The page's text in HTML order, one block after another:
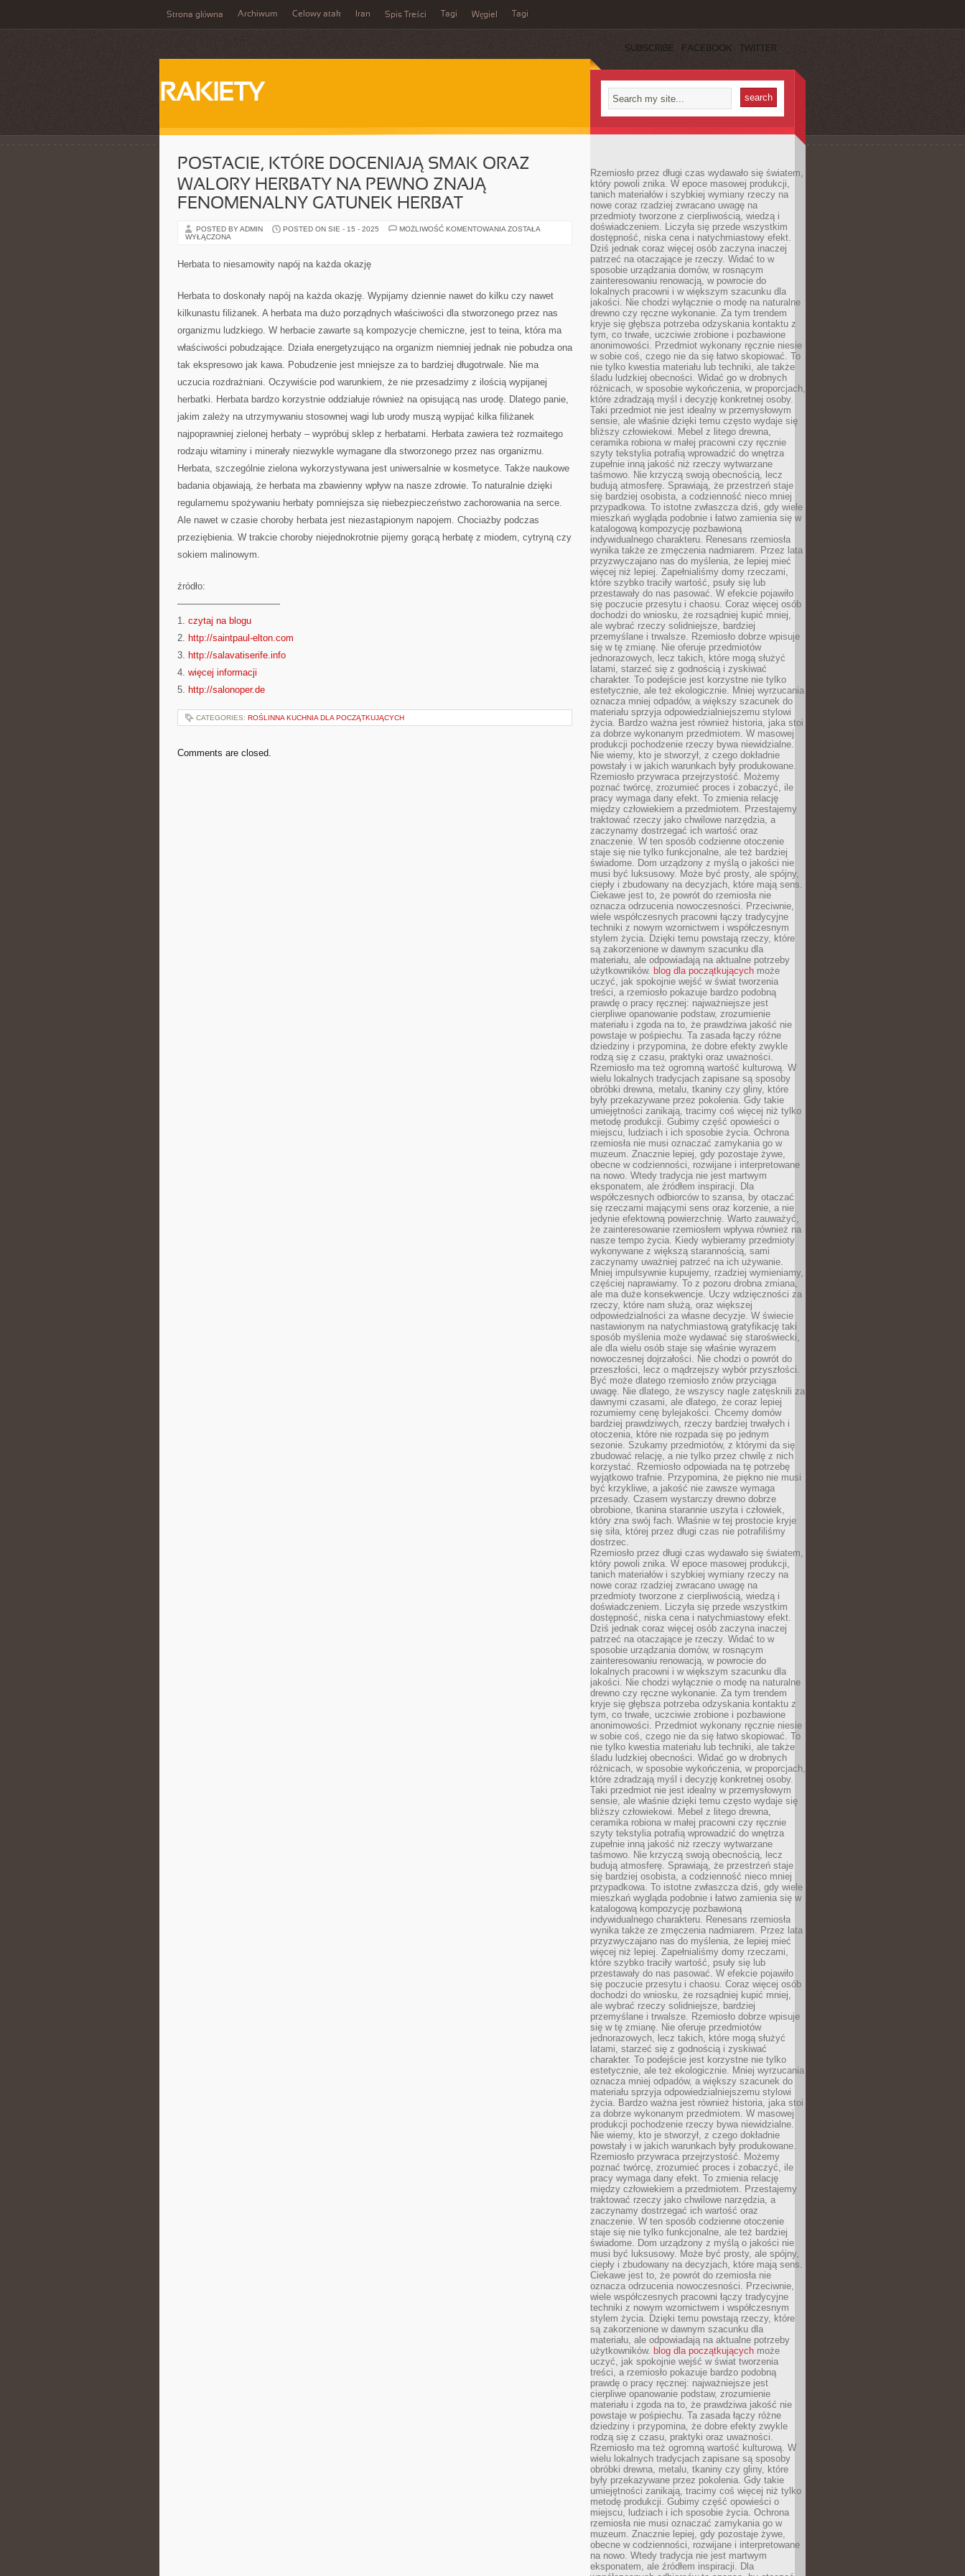
Strona główna Archiwum Celowy atak Iran Spis Treści Tagi Węgiel Tagi
SUBSCRIBE FACEBOOK TWITTER
RAKIETY
POSTACIE, KTÓRE DOCENIAJĄ SMAK ORAZ
WALORY HERBATY NA PEWNO ZNAJĄ
FENOMENALNY GATUNEK HERBAT
POSTED BY ADMIN POSTED ON SIE - 15 - 2025 MOŻLIWOŚĆ KOMENTOWANIA POSTACIE,
ZNAJĄ
GATUNEK
ZOSTAŁA
WYŁĄCZONA
Herbata to niesamowity napój na każda okazję
Herbata to doskonały napój na każda okazję. Wypijamy dziennie nawet do kilku czy nawet
kilkunastu filiżanek. A herbata ma dużo porządnych właściwości dla stworzonego przez nas
organizmu ludzkiego. W herbacie zawarte są kompozycje chemiczne, jest to teina, która ma
właściwości pobudzające. Działa energetyzująco na organizm niemniej jednak nie pobudza ona
tak ekspresowo jak kawa. Pobudzenie jest mniejsze za to bardziej długotrwale. Nie ma
uczucia rozdrażniani. Oczywiście pod warunkiem, że nie przesadzimy z ilością wypijanej
herbatki. Herbata bardzo korzystnie oddziałuje również na opisującą nas urodę. Dlatego panie,
jakim zależy na utrzymywaniu stosownej wagi lub urody muszą wypijać kilka filiżanek
najpoprawniej zielonej herbaty – wypróbuj sklep z herbatami. Herbata zawiera też rozmaitego
rodzaju witaminy i minerały niezwykle wymagane dla stworzonego przez nas organizmu.
Herbata, szczególnie zielona wykorzystywana jest uniwersalnie w kosmetyce. Także naukowe
badania objawiają, że herbata ma zbawienny wpływ na nasze zdrowie. To naturalnie dzięki
regularnemu spożywaniu herbaty pomniejsza się niebezpieczeństwo zachorowania na serce.
Ale nawet w czasie choroby herbata jest niezastąpionym napojem. Chociażby podczas
przeziębienia. W trakcie choroby niejednokrotnie pijemy gorącą herbatę z miodem, cytryną czy
sokiem malinowym.
źródło:
———————————
1. czytaj na blogu
2. http://saintpaul-elton.com
3. http://salavatiserife.info
4. więcej informacji
5. http://salonoper.de
CATEGORIES: ROŚLINNA KUCHNIA DLA POCZĄTKUJĄCYCH
Comments are closed.
Rzemiosło przez długi czas wydawało się światem,
który powoli znika. W epoce masowej produkcji,
tanich materiałów i szybkiej wymiany rzeczy na
nowe coraz rzadziej zwracano uwagę na
przedmioty tworzone z cierpliwością, wiedzą i
doświadczeniem. Liczyła się przede wszystkim
dostępność, niska cena i natychmiastowy efekt.
Dziś jednak coraz więcej osób zaczyna inaczej
patrzeć na otaczające je rzeczy. Widać to w
sposobie urządzania domów, w rosnącym
zainteresowaniu renowacją, w powrocie do
lokalnych pracowni i w większym szacunku dla
jakości. Nie chodzi wyłącznie o modę na naturalne
drewno czy ręczne wykonanie. Za tym trendem
kryje się głębsza potrzeba odzyskania kontaktu z
tym, co trwałe, uczciwie zrobione i pozbawione
anonimowości. Przedmiot wykonany ręcznie niesie
w sobie coś, czego nie da się łatwo skopiować. To
nie tylko kwestia materiału lub techniki, ale także
śladu ludzkiej obecności. Widać go w drobnych
różnicach, w sposobie wykończenia, w proporcjach,
które zdradzają myśl i decyzję konkretnej osoby.
Taki przedmiot nie jest idealny w przemysłowym
sensie, ale właśnie dzięki temu często wydaje się
bliższy człowiekowi. Mebel z litego drewna,
ceramika robiona w małej pracowni czy ręcznie
szyty tekstylia potrafią wprowadzić do wnętrza
zupełnie inną jakość niż rzeczy wytwarzane
taśmowo. Nie krzyczą swoją obecnością, lecz
budują atmosferę. Sprawiają, że przestrzeń staje
się bardziej osobista, a codzienność nieco mniej
przypadkowa. To istotne zwłaszcza dziś, gdy wiele
mieszkań wygląda podobnie i łatwo zamienia się w
katalogową kompozycję pozbawioną
indywidualnego charakteru. Renesans rzemiosła
wynika także ze zmęczenia nadmiarem. Przez lata
przyzwyczajano nas do myślenia, że lepiej mieć
więcej niż lepiej. Zapełnialiśmy domy rzeczami,
które szybko traciły wartość, psuły się lub
przestawały do nas pasować. W efekcie pojawiło
się poczucie przesytu i chaosu. Coraz więcej osób
dochodzi do wniosku, że rozsądniej kupić mniej,
ale wybrać rzeczy solidniejsze, bardziej
przemyślane i trwalsze. Rzemiosło dobrze wpisuje
się w tę zmianę. Nie oferuje przedmiotów
jednorazowych, lecz takich, które mogą służyć
latami, starzeć się z godnością i zyskiwać
charakter. To podejście jest korzystne nie tylko
estetycznie, ale też ekologicznie. Mniej wyrzucania
oznacza mniej odpadów, a większy szacunek do
materiału sprzyja odpowiedzialniejszemu stylowi
życia. Bardzo ważna jest również historia, jaka stoi
za dobrze wykonanym przedmiotem. W masowej
produkcji pochodzenie rzeczy bywa niewidzialne.
Nie wiemy, kto je stworzył, z czego dokładnie
powstały i w jakich warunkach były produkowane.
Rzemiosło przywraca przejrzystość. Możemy
poznać twórcę, zrozumieć proces i zobaczyć, ile
pracy wymaga dany efekt. To zmienia relację
między człowiekiem a przedmiotem. Przestajemy
traktować rzeczy jako chwilowe narzędzia, a
zaczynamy dostrzegać ich wartość oraz
znaczenie. W ten sposób codzienne otoczenie
staje się nie tylko funkcjonalne, ale też bardziej
świadome. Dom urządzony z myślą o jakości nie
musi być luksusowy. Może być prosty, ale spójny,
ciepły i zbudowany na decyzjach, które mają sens.
Ciekawe jest to, że powrót do rzemiosła nie
oznacza odrzucenia nowoczesności. Przeciwnie,
wiele współczesnych pracowni łączy tradycyjne
techniki z nowym wzornictwem i współczesnym
stylem życia. Dzięki temu powstają rzeczy, które
są zakorzenione w dawnym szacunku dla
materiału, ale odpowiadają na aktualne potrzeby
użytkowników. blog dla początkujących może
uczyć, jak spokojnie wejść w świat tworzenia
treści, a rzemiosło pokazuje bardzo podobną
prawdę o pracy ręcznej: najważniejsze jest
cierpliwe opanowanie podstaw, zrozumienie
materiału i zgoda na to, że prawdziwa jakość nie
powstaje w pośpiechu. Ta zasada łączy różne
dziedziny i przypomina, że dobre efekty zwykle
rodzą się z czasu, praktyki oraz uważności.
Rzemiosło ma też ogromną wartość kulturową. W
wielu lokalnych tradycjach zapisane są sposoby
obróbki drewna, metalu, tkaniny czy gliny, które
były przekazywane przez pokolenia. Gdy takie
umiejętności zanikają, tracimy coś więcej niż tylko
metodę produkcji. Gubimy część opowieści o
miejscu, ludziach i ich sposobie życia. Ochrona
rzemiosła nie musi oznaczać zamykania go w
muzeum. Znacznie lepiej, gdy pozostaje żywe,
obecne w codzienności, rozwijane i interpretowane
na nowo. Wtedy tradycja nie jest martwym
eksponatem, ale źródłem inspiracji. Dla
współczesnych odbiorców to szansa, by otaczać
się rzeczami mającymi sens oraz korzenie, a nie
jedynie efektowną powierzchnię. Warto zauważyć,
że zainteresowanie rzemiosłem wpływa również na
nasze tempo życia. Kiedy wybieramy przedmioty
wykonywane z większą starannością, sami
zaczynamy uważniej patrzeć na ich używanie.
Mniej impulsywnie kupujemy, rzadziej wymieniamy,
częściej naprawiamy. To z pozoru drobna zmiana,
ale ma duże konsekwencje. Uczy wdzięczności za
rzeczy, które nam służą, oraz większej
odpowiedzialności za własne decyzje. W świecie
nastawionym na natychmiastową gratyfikację taki
sposób myślenia może wydawać się staroświecki,
ale dla wielu osób staje się właśnie wyrazem
nowoczesnej dojrzałości. Nie chodzi o powrót do
przeszłości, lecz o mądrzejszy wybór przyszłości.
Być może dlatego rzemiosło znów przyciąga
uwagę. Nie dlatego, że wszyscy nagle zatęsknili za
dawnymi czasami, ale dlatego, że coraz lepiej
rozumiemy cenę bylejakości. Chcemy domów
bardziej prawdziwych, rzeczy bardziej trwałych i
otoczenia, które nie rozpada się po jednym
sezonie. Szukamy przedmiotów, z którymi da się
zbudować relację, a nie tylko przez chwilę z nich
korzystać. Rzemiosło odpowiada na tę potrzebę
wyjątkowo trafnie. Przypomina, że piękno nie musi
być krzykliwe, a jakość nie zawsze wymaga
przesady. Czasem wystarczy drewno dobrze
obrobione, tkanina starannie uszyta i człowiek,
który zna swój fach. Właśnie w tej prostocie kryje
się siła, której przez długi czas nie potrafiliśmy
dostrzec.
Rzemiosło przez długi czas wydawało się światem,
który powoli znika. W epoce masowej produkcji,
tanich materiałów i szybkiej wymiany rzeczy na
nowe coraz rzadziej zwracano uwagę na
przedmioty tworzone z cierpliwością, wiedzą i
doświadczeniem. Liczyła się przede wszystkim
dostępność, niska cena i natychmiastowy efekt.
Dziś jednak coraz więcej osób zaczyna inaczej
patrzeć na otaczające je rzeczy. Widać to w
sposobie urządzania domów, w rosnącym
zainteresowaniu renowacją, w powrocie do
lokalnych pracowni i w większym szacunku dla
jakości. Nie chodzi wyłącznie o modę na naturalne
drewno czy ręczne wykonanie. Za tym trendem
kryje się głębsza potrzeba odzyskania kontaktu z
tym, co trwałe, uczciwie zrobione i pozbawione
anonimowości. Przedmiot wykonany ręcznie niesie
w sobie coś, czego nie da się łatwo skopiować. To
nie tylko kwestia materiału lub techniki, ale także
śladu ludzkiej obecności. Widać go w drobnych
różnicach, w sposobie wykończenia, w proporcjach,
które zdradzają myśl i decyzję konkretnej osoby.
Taki przedmiot nie jest idealny w przemysłowym
sensie, ale właśnie dzięki temu często wydaje się
bliższy człowiekowi. Mebel z litego drewna,
ceramika robiona w małej pracowni czy ręcznie
szyty tekstylia potrafią wprowadzić do wnętrza
zupełnie inną jakość niż rzeczy wytwarzane
taśmowo. Nie krzyczą swoją obecnością, lecz
budują atmosferę. Sprawiają, że przestrzeń staje
się bardziej osobista, a codzienność nieco mniej
przypadkowa. To istotne zwłaszcza dziś, gdy wiele
mieszkań wygląda podobnie i łatwo zamienia się w
katalogową kompozycję pozbawioną
indywidualnego charakteru. Renesans rzemiosła
wynika także ze zmęczenia nadmiarem. Przez lata
przyzwyczajano nas do myślenia, że lepiej mieć
więcej niż lepiej. Zapełnialiśmy domy rzeczami,
które szybko traciły wartość, psuły się lub
przestawały do nas pasować. W efekcie pojawiło
się poczucie przesytu i chaosu. Coraz więcej osób
dochodzi do wniosku, że rozsądniej kupić mniej,
ale wybrać rzeczy solidniejsze, bardziej
przemyślane i trwalsze. Rzemiosło dobrze wpisuje
się w tę zmianę. Nie oferuje przedmiotów
jednorazowych, lecz takich, które mogą służyć
latami, starzeć się z godnością i zyskiwać
charakter. To podejście jest korzystne nie tylko
estetycznie, ale też ekologicznie. Mniej wyrzucania
oznacza mniej odpadów, a większy szacunek do
materiału sprzyja odpowiedzialniejszemu stylowi
życia. Bardzo ważna jest również historia, jaka stoi
za dobrze wykonanym przedmiotem. W masowej
produkcji pochodzenie rzeczy bywa niewidzialne.
Nie wiemy, kto je stworzył, z czego dokładnie
powstały i w jakich warunkach były produkowane.
Rzemiosło przywraca przejrzystość. Możemy
poznać twórcę, zrozumieć proces i zobaczyć, ile
pracy wymaga dany efekt. To zmienia relację
między człowiekiem a przedmiotem. Przestajemy
traktować rzeczy jako chwilowe narzędzia, a
zaczynamy dostrzegać ich wartość oraz
znaczenie. W ten sposób codzienne otoczenie
staje się nie tylko funkcjonalne, ale też bardziej
świadome. Dom urządzony z myślą o jakości nie
musi być luksusowy. Może być prosty, ale spójny,
ciepły i zbudowany na decyzjach, które mają sens.
Ciekawe jest to, że powrót do rzemiosła nie
oznacza odrzucenia nowoczesności. Przeciwnie,
wiele współczesnych pracowni łączy tradycyjne
techniki z nowym wzornictwem i współczesnym
stylem życia. Dzięki temu powstają rzeczy, które
są zakorzenione w dawnym szacunku dla
materiału, ale odpowiadają na aktualne potrzeby
użytkowników. blog dla początkujących może
uczyć, jak spokojnie wejść w świat tworzenia
treści, a rzemiosło pokazuje bardzo podobną
prawdę o pracy ręcznej: najważniejsze jest
cierpliwe opanowanie podstaw, zrozumienie
materiału i zgoda na to, że prawdziwa jakość nie
powstaje w pośpiechu. Ta zasada łączy różne
dziedziny i przypomina, że dobre efekty zwykle
rodzą się z czasu, praktyki oraz uważności.
Rzemiosło ma też ogromną wartość kulturową. W
wielu lokalnych tradycjach zapisane są sposoby
obróbki drewna, metalu, tkaniny czy gliny, które
były przekazywane przez pokolenia. Gdy takie
umiejętności zanikają, tracimy coś więcej niż tylko
metodę produkcji. Gubimy część opowieści o
miejscu, ludziach i ich sposobie życia. Ochrona
rzemiosła nie musi oznaczać zamykania go w
muzeum. Znacznie lepiej, gdy pozostaje żywe,
obecne w codzienności, rozwijane i interpretowane
na nowo. Wtedy tradycja nie jest martwym
eksponatem, ale źródłem inspiracji. Dla